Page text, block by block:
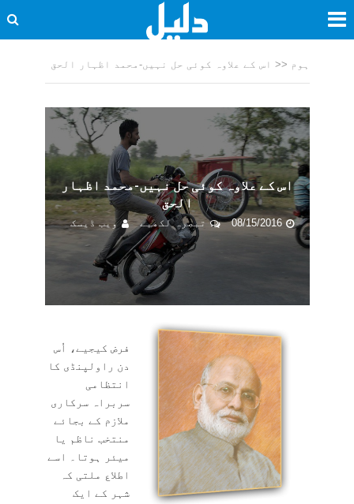
ہوم << اس کے علاوہ کوئی حل نہیں-محمد اظہار الحق
اس کے علاوہ کوئی حل نہیں-محمد اظہار
الحق
08/15/2016 تبصرہ لکھیے ویب ڈیسک
فرض کیجیے، اُس
دن راولپنڈی کا
انتظامی
سربراہ سرکاری
ملازم کے بجائے
منتخب ناظم یا
میئر ہوتا۔ اسے
اطلاع ملتی کہ
شہر کے ایک